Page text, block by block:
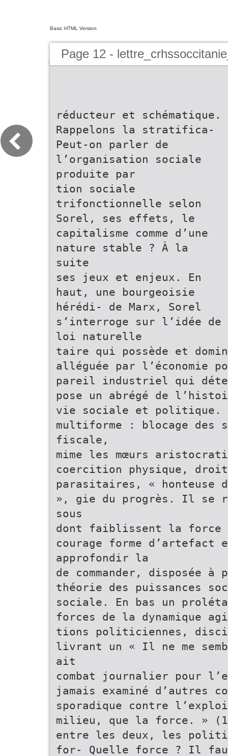
Basic HTML Version
Page 12 -
réducteur et schématique.
Rappelons la stratifica-
Peut-on parler de
l’organisation sociale
produite par
tion sociale
trifonctionnelle selon
Sorel, ses effets, le
capitalisme comme d’une
nature stable ? À la
suite
ses jeux et enjeux. En
haut, une bourgeoisie
hérédi- de Marx, Sorel
s’interroge sur l’idée de
loi naturelle
taire qui possède et
alléguée par
pareil industriel qui
pose un abrégé de
vie sociale et politique.
multiforme : blocage des
fiscale,
mime les mœurs
coercition physique,
parasitaires, «
», gie du progrès. Il se
sous
dont faiblissent la force
courage forme d’artefact
approfondir la
de commander, disposée
théorie des puissances
sociale. En bas un
forces de la dynamique
tions politiciennes,
livrant un « Il ne me
ait
combat journalier pour
jamais examiné d’autres
sporadique contre
milieu, que la force. »
entre les deux, les
for- Quelle force ? Il